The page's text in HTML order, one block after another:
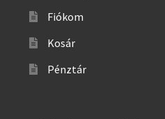
Fiókom
Kosár
Pénztár